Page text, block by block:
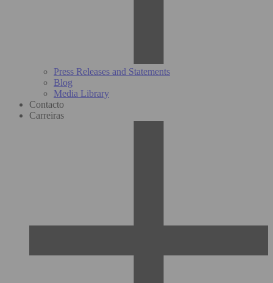
Press Releases and Statements
Blog
Media Library
Contacto
Carreiras